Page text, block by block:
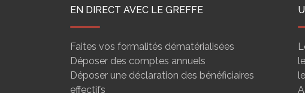
EN DIRECT AVEC LE GREFFE
Faites vos formalités dématérialisées
Déposer des comptes annuels
Déposer une déclaration des bénéficiaires
effectifs